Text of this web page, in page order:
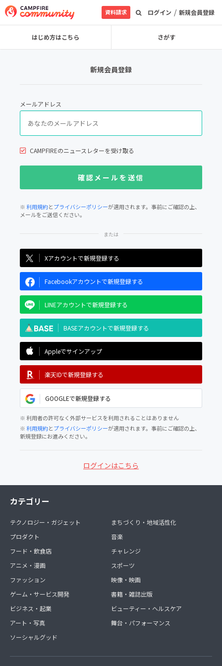
ログイン / 新規会員登録
資料請求
はじめ方はこちら さがす
新規会員登録
メールアドレス
CAMPFIREのニュースレターを受け取る
※利用規約とプライバシーポリシーが適用されます。事前にご確認の上、
メールをご送信ください。
Xアカウントで新規登録する
Facebookアカウントで新規登録する
LINEアカウントで新規登録する
BASEアカウントで新規登録する
Appleでサインアップ
楽天IDで新規登録する
GOOGLEで新規登録する
※ 利用者の許可なく外部サービスを利用されることはありません
※利用規約とプライバシーポリシーが適用されます。事前にご確認の上、
新規登録にお進みください。
ログインはこちら
カテゴリー
テクノロジー・ガジェット
プロダクト
フード・飲食店
アニメ・漫画
ファッション
ゲーム・サービス開発
ビジネス・起業
アート・写真
ソーシャルグッド
まちづくり・地域活性化
音楽
チャレンジ
スポーツ
映像・映画
書籍・雑誌出版
ビューティー・ヘルスケア
舞台・パフォーマンス